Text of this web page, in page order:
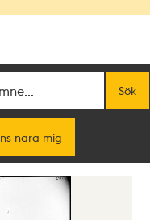
Sök
nära mig